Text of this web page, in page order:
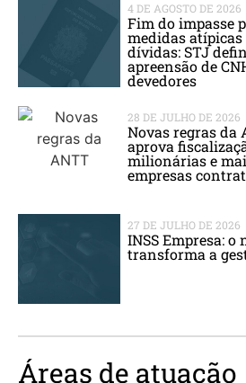
4 DE AGOSTO DE 2026
Fim do impasse
medidas
dívidas: STJ
apreensão de
devedores
28 DE JULHO DE 2026
Novas regras da
aprova
milionárias e
empresas
27 DE JULHO DE 2026
INSS Empresa:
transforma a
Áreas de atuação